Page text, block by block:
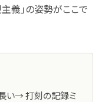
義」の姿勢がここで
い→ 打刻の記録ミ